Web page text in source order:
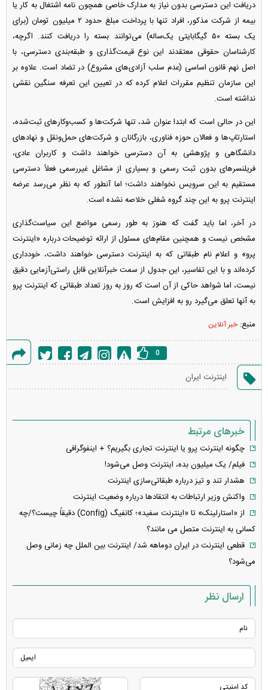
دریافت این دسترسی بدون نیاز به مدارک خاصی همچون نامه اشتغال به کار یا
بیمه از شرکت مذکور، افراد تنها با پرداخت مبلغ حدود ۲ میلیون تومان (برای
یک بسته ۵۰ گیگابایتی یک‌ساله) می‌توانند بسته را دریافت کنند. اگرچه،
کارشناسان حقوقی معتقدند این نوع قیمت‌گذاری و طبقه‌بندی دسترسی، با
اصل نهم قانون اساسی (عدم سلب آزادی‌های مشروع) در تضاد است. علاوه بر
این سازمان تنظیم مقررات اعلام کرده که در تعیین این تعرفه سنگین نقشی
نداشته است.
این در حالی است که ابتدا عنوان شد، تنها شرکت‌ها و کسب‌وکار‌های ثبت‌شده،
استارتاپ‌ها و فعالان حوزه فناوری، بازرگانان و شرکت‌های حمل‌ونقل و نهاد‌های
دانشگاهی و پژوهشی به آن دسترسی خواهند داشت و کاربران عادی،
فریلنسر‌های بدون ثبت رسمی و بسیاری از مشاغل غیررسمی فعلاً دسترسی
مستقیم به این سرویس نخواهند داشت؛ اما آنطور که به نظر می‌رسد عرضه
اینترنت پرو به این چند گروه شغلی خلاصه نشده است.
در آخر، اما باید گفت که هنوز به طور رسمی مواضع این سیاست‌گذاری
مشخص نیست و همچنین مقام‌های مسئول از ارائه توضیحات درباره «اینترنت
پرو» و اعلام نام طبقاتی که به اینترنت دسترسی خواهند داشت، خودداری
کرده‌اند و با این تفاسیر، این جدول از سمت خبرآنلاین قابل راستی‌آزمایی دقیق
نیست، اما شواهد حاکی از آن است که روز به روز تعداد طبقاتی که اینترنت پرو
به آنها تعلق می‌گیرد رو به افزایش است.
منبع: خبر آنلاین
خطا
0
اینترنت ایران
خبرهای مرتبط
چگونه اینترنت پرو یا اینترنت تجاری بگیریم؟ + اینفوگرافی
فیلم/ یک میلیون بده، اینترنت وصل می‌شود!
هشدار تند و تیز درباره طبقاتی‌سازی اینترنت
واکنش وزیر ارتباطات به انتقادها درباره وضعیت اینترنت
از «استارلینک» تا «اینترنت سفید»؛ کانفیگ (Config) دقیقاً چیست؟/چه
کسانی به اینترنت متصل می مانند؟
قطعی اینترنت در ایران دوماهه شد/ اینترنت بین الملل چه زمانی وصل
می‌شود؟
ارسال نظر